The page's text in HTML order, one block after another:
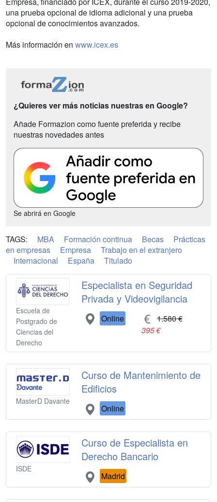
una prueba opcional de idioma adicional y una prueba
opcional de conocimientos avanzados.
Más información en www.icex.es
¿Quieres ver más noticias nuestras en Google?
Añade Formazion como fuente preferida y recibe
nuestras novedades antes
Se abrirá en Google
TAGS: MBA Formación continua Becas
Prácticas
en empresas
Empresa
Trabajo en el extranjero
Internacional
España Titulado
Escuela de
Postgrado de
Ciencias del
Derecho
Especialista en Seguridad
Privada y Videovigilancia
Online
1.580 €
395 €
MasterD Davante
Curso de Mantenimiento de
Edificios
Online
ISDE
Curso de Especialista en
Derecho Bancario
Madrid